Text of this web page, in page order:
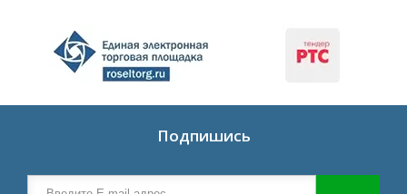
Подпишись